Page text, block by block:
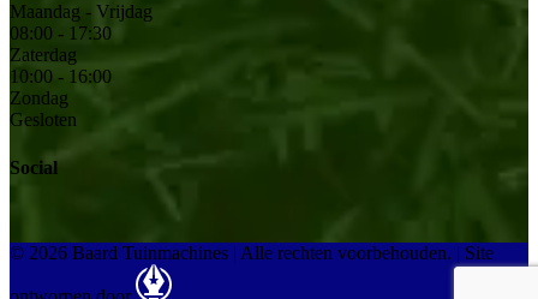
Maandag - Vrijdag
08:00 - 17:30
Zaterdag
10:00 - 16:00
Zondag
Gesloten
Social
© 2026 Baard Tuinmachines | Alle rechten voorbehouden. | Site